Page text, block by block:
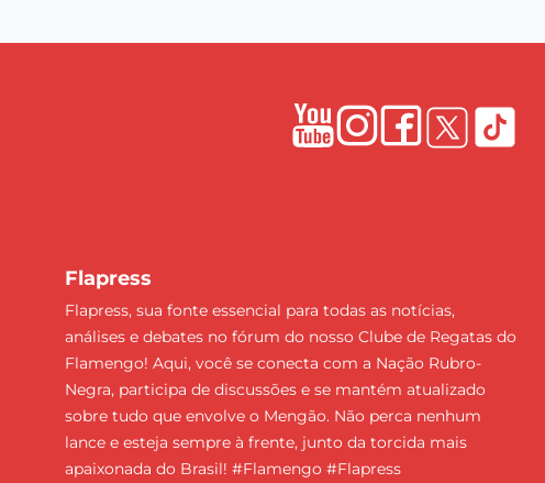
Flapress
Flapress, sua fonte essencial para todas as notícias,
análises e debates no fórum do nosso Clube de Regatas do
Flamengo! Aqui, você se conecta com a Nação Rubro-
Negra, participa de discussões e se mantém atualizado
sobre tudo que envolve o Mengão. Não perca nenhum
lance e esteja sempre à frente, junto da torcida mais
apaixonada do Brasil! #Flamengo #Flapress